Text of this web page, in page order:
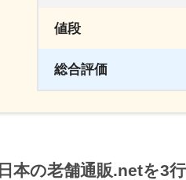
値段
総合評価
日本の老舗通販.netを3